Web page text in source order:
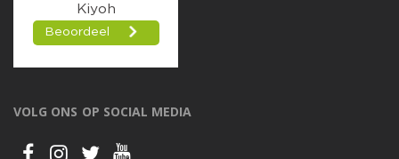
VOLG ONS OP SOCIAL MEDIA